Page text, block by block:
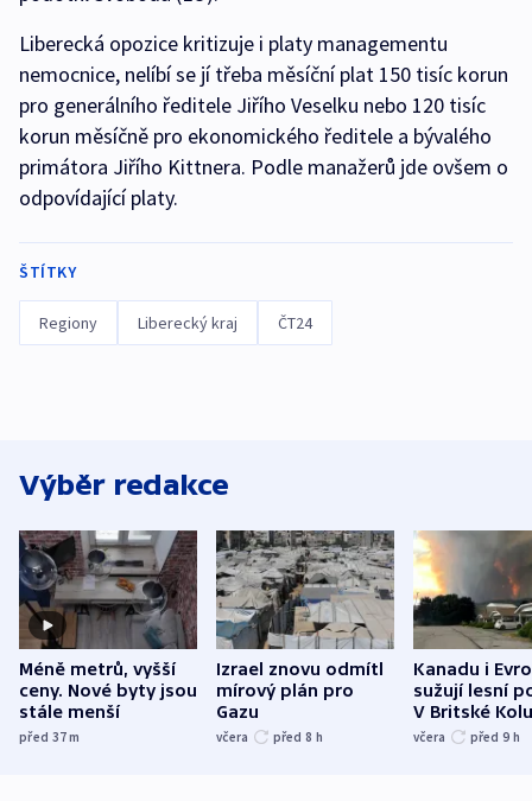
Liberecká opozice kritizuje i platy managementu
nemocnice, nelíbí se jí třeba měsíční plat 150 tisíc korun
pro generálního ředitele Jiřího Veselku nebo 120 tisíc
korun měsíčně pro ekonomického ředitele a bývalého
primátora Jiřího Kittnera. Podle manažerů jde ovšem o
odpovídající platy.
ŠTÍTKY
Regiony Liberecký kraj ČT24
Výběr redakce
Méně metrů, vyšší
ceny. Nové byty jsou
stále menší
před 37m
Izrael znovu odmítl
mírový plán pro
Gazu
včera před 8 h
Kanadu i
sužují lesní
V Britské
evakuovali
včera před 9 h